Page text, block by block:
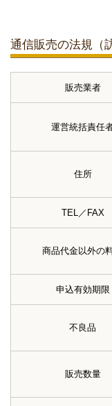
通信販売の法規（
販売業者
運営統括責任
住所
TEL／FAX
商品代金以外の
申込有効期限
不良品
販売数量